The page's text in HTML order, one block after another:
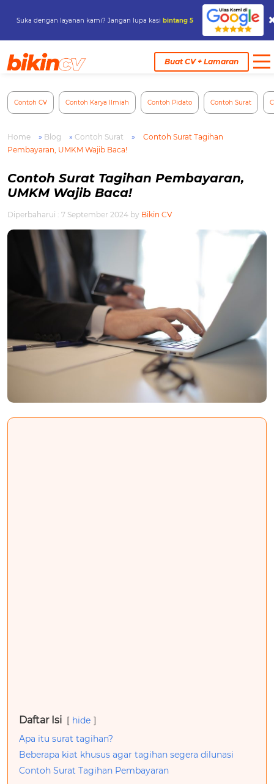
Suka dengan layanan kami? Jangan lupa kasi bintang 5
Buat CV + Lamaran
content
Contoh CV Contoh Karya Ilmiah Contoh Pidato Contoh Surat
Home » Blog » Contoh Surat »
Contoh Surat Tagihan
Pembayaran, UMKM Wajib Baca!
Contoh Surat Tagihan Pembayaran,
UMKM Wajib Baca!
Diperbaharui : 7 September 2024 by Bikin CV
Daftar Isi
hide
Apa itu surat tagihan?
Beberapa kiat khusus agar tagihan segera dilunasi
Contoh Surat Tagihan Pembayaran